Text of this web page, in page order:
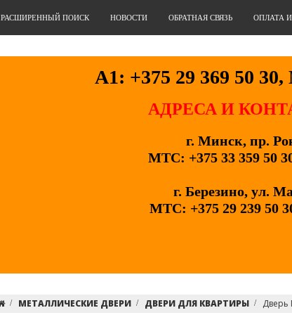
РАСШИРЕННЫЙ ПОИСК НОВОСТИ ОБРАТНАЯ СВЯЗЬ ОПЛАТА
А1: +375 29 369 50
АДРЕСА И
г. Минск, пр.
МТС: +375 33 359 50
г. Березино, ул.
МТС: +375 29 239 50
МЕТАЛЛИЧЕСКИЕ ДВЕРИ ДВЕРИ ДЛЯ КВАРТИРЫ Дверь